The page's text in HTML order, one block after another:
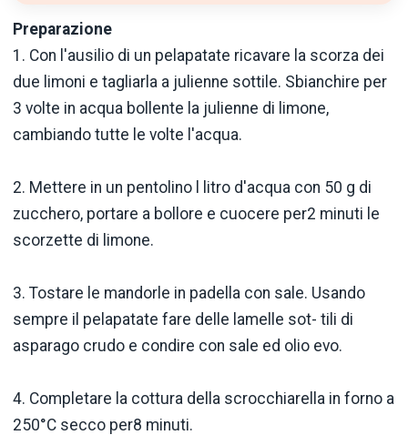
Preparazione
1. Con l'ausilio di un pelapatate ricavare la scorza dei
due limoni e tagliarla a julienne sottile. Sbianchire per
3 volte in acqua bollente la julienne di limone,
cambiando tutte le volte l'acqua.
2. Mettere in un pentolino l litro d'acqua con 50 g di
zucchero, portare a bollore e cuocere per2 minuti le
scorzette di limone.
3. Tostare le mandorle in padella con sale. Usando
sempre il pelapatate fare delle lamelle sot- tili di
asparago crudo e condire con sale ed olio evo.
4. Completare la cottura della scrocchiarella in forno a
250°C secco per8 minuti.